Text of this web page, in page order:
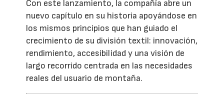
Con este lanzamiento, la compañía abre un
nuevo capítulo en su historia apoyándose en
los mismos principios que han guiado el
crecimiento de su división textil: innovación,
rendimiento, accesibilidad y una visión de
largo recorrido centrada en las necesidades
reales del usuario de montaña.